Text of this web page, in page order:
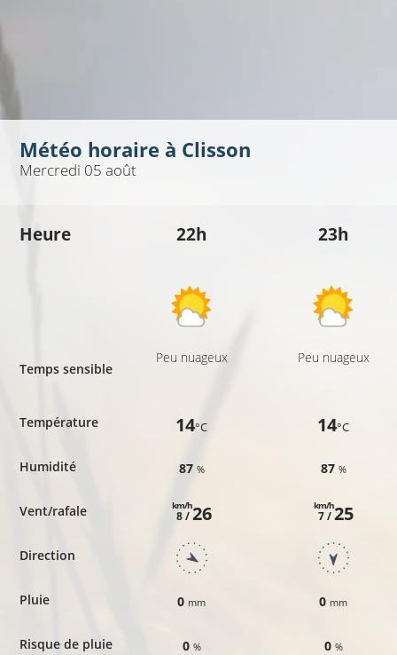
Météo horaire à Clisson
Mercredi 05 août
Heure
Temps sensible
Température
Humidité
Vent/rafale
Direction
Pluie
Risque de pluie
22h
Peu nuageux
14°C
87 %
8 /
km/h26
0 mm
0 %
23h
Peu nuageux
14°C
87 %
7 /
km/h25
0 mm
0 %